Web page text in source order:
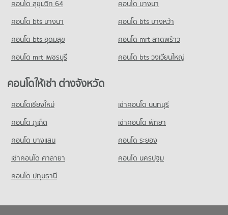
มีคอนโดให้เช่า 10,589 ประกาศ
ขายคอนโด รร.จันทร์หุ่นบำเพ็ญ
คอนโด รร.ถนอมพิศวิทยา
คอนโดให้เช่า รร.ถนอมพิศวิทยา
มีคอนโดให้เช่า 5,806 ประกาศ
ขายคอนโด รร.ถนอมพิศวิทยา
มีคอนโดขาย 1,078 ประกาศ
คอนโด เกษตร
489 โครงการ
คอนโดให้เช่า เกษตร
ขายคอนโด เกษตร
มีคอนโดขาย 4,388 ประกาศ
คอนโด รัชโยธิน
246 โครงการ
คอนโดให้เช่า รัชโยธิน
ขายคอนโด รัชโยธิน
มีคอนโดขาย 2,849 ประกาศ
603 โครงการ
คอนโด สุขุมวิท 64
คอนโด บางนา
คอนโด bts บางนา
คอนโด bts บางหว้า
คอนโด bts อุดมสุข
คอนโด mrt ลาดพร้าว
คอนโด mrt เพชรบุรี
คอนโด bts วงเวียนใหญ่
คอนโดให้เช่า ต่างจังหวัด
คอนโดเชียงใหม่
เช่าคอนโด นนทบุรี
คอนโด ภูเก็ต
เช่าคอนโด พัทยา
คอนโด บางแสน
คอนโด ระยอง
เช่าคอนโด ศาลายา
คอนโด นครปฐม
คอนโด ปทุมธานี